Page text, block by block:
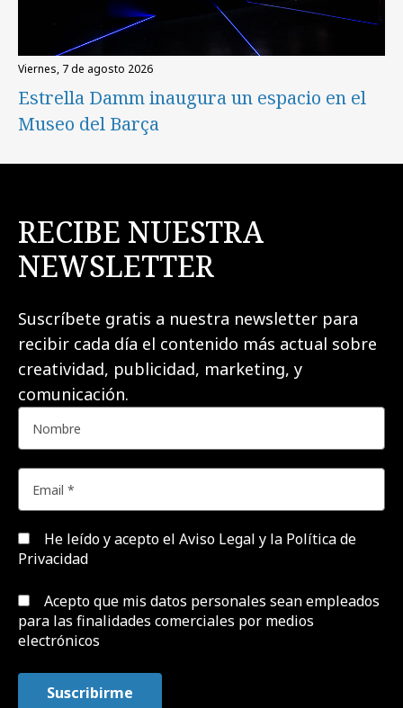
viernes, 7 de agosto 2026
Estrella Damm inaugura un espacio en el
Museo del Barça
RECIBE NUESTRA
NEWSLETTER
Suscríbete gratis a nuestra newsletter para
recibir cada día el contenido más actual sobre
creatividad, publicidad, marketing, y
comunicación.
He leído y acepto el Aviso Legal y la Política de
Privacidad
Acepto que mis datos personales sean empleados
para las finalidades comerciales por medios
electrónicos